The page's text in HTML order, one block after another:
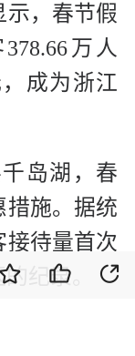
示，春节假
万人
成为浙江
岛湖，春
措施。据统
接待量首次
纪录。